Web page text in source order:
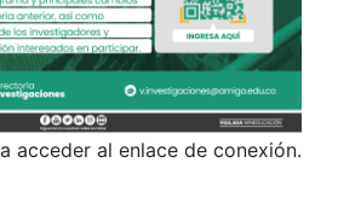
acceder al enlace de conexión.